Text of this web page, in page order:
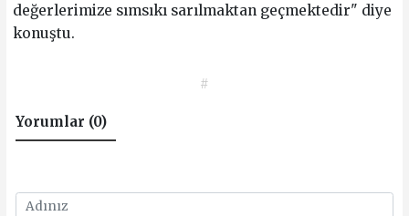
değerlerimize sımsıkı sarılmaktan geçmektedir" diye
konuştu.
#
Yorumlar (0)